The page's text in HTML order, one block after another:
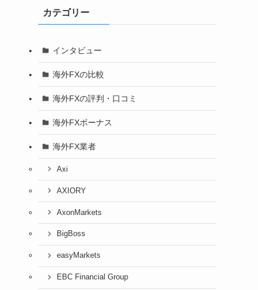
カテゴリー
インタビュー
海外FXの比較
海外FXの評判・口コミ
海外FXボーナス
海外FX業者
Axi
AXIORY
AxonMarkets
BigBoss
easyMarkets
EBC Financial Group